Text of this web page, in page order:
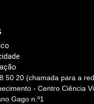
50 20 (chamada para a
- Centro Ciência
Gago n.º1